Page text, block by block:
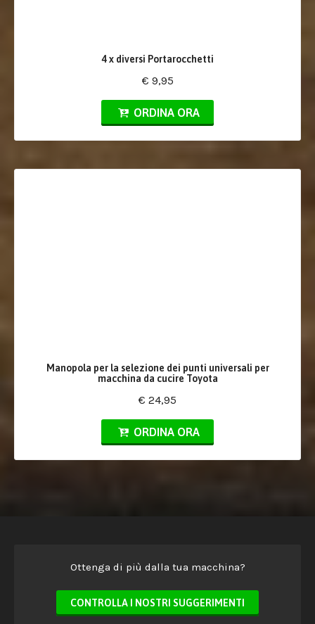
4 x diversi Portarocchetti
€ 9,95
ORDINA ORA
Manopola per la selezione dei punti universali per
macchina da cucire Toyota
€ 24,95
ORDINA ORA
Ottenga di più dalla tua macchina?
CONTROLLA I NOSTRI SUGGERIMENTI